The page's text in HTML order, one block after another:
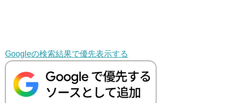
Googleの検索結果で優先表示する